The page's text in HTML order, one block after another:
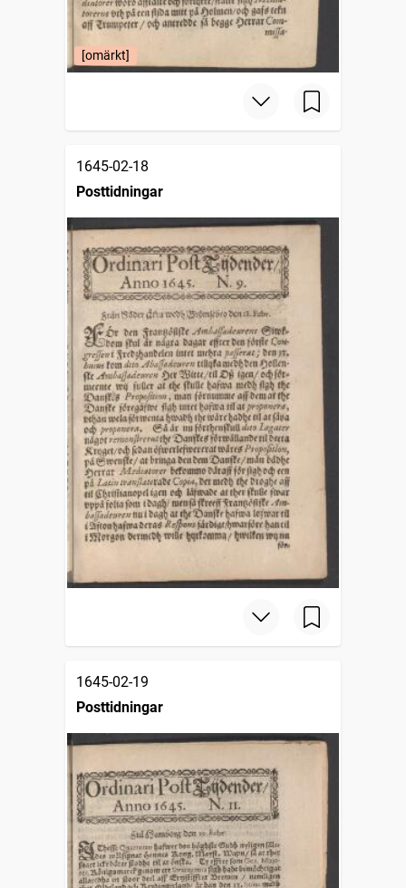
[omärkt]
1645-02-18
Posttidningar
1645-02-19
Posttidningar